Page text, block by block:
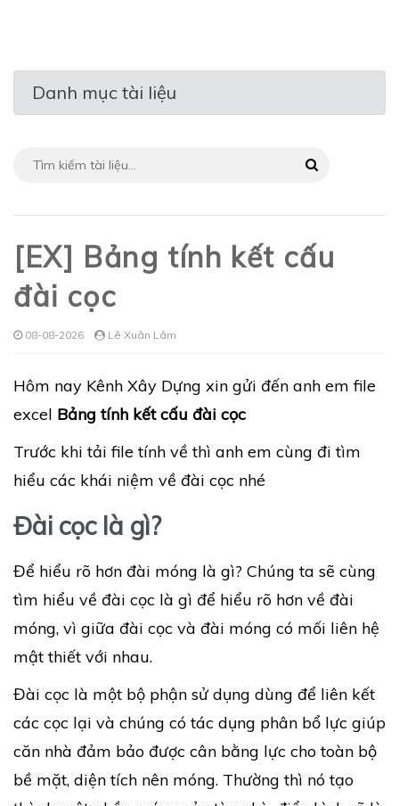
Danh mục tài liệu
[EX] Bảng tính kết cấu
đài cọc
08-08-2026 Lê Xuân Lâm
Hôm nay Kênh Xây Dựng xin gửi đến anh em file
excel Bảng tính kết cấu đài cọc
Trước khi tải file tính về thì anh em cùng đi tìm
hiểu các khái niệm về đài cọc nhé
Đài cọc là gì?
Để hiểu rõ hơn đài móng là gì? Chúng ta sẽ cùng
tìm hiểu về đài cọc là gì để hiểu rõ hơn về đài
móng, vì giữa đài cọc và đài móng có mối liên hệ
mật thiết với nhau.
Đài cọc là một bộ phận sử dụng dùng để liên kết
các cọc lại và chúng có tác dụng phân bổ lực giúp
căn nhà đảm bảo được cân bằng lực cho toàn bộ
bề mặt, diện tích nên móng. Thường thì nó tạo